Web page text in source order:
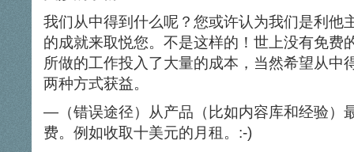
我们从中得到什么呢？您或许认为我们是利他
的成就来取悦您。不是这样的！世上没有免费
所做的工作投入了大量的成本，当然希望从中
两种方式获益。
—（错误途径）从产品（比如内容库和经验）
费。例如收取十美元的月租。:-)